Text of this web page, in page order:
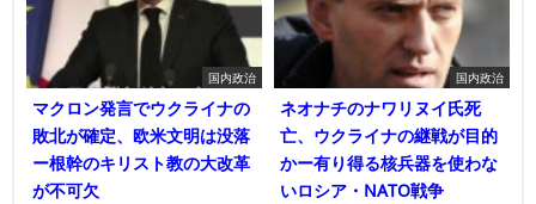
国内政治
マクロン発言でウクライナの
敗北が確定、欧米文明は没落
ー根幹のキリスト教の大改革
が不可欠
国内政治
ネオナチのナワリヌイ氏死
亡、ウクライナの継戦が目的
かー有り得る核兵器を使わな
いロシア・NATO戦争